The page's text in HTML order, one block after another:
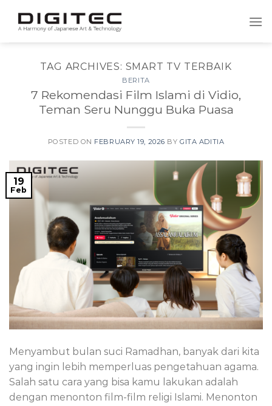
TAG ARCHIVES: SMART TV TERBAIK
BERITA
7 Rekomendasi Film Islami di Vidio,
Teman Seru Nunggu Buka Puasa
POSTED ON FEBRUARY 19, 2026 BYGITA ADITIA
19
Feb
Menyambut bulan suci Ramadhan, banyak dari kita
yang ingin lebih memperluas pengetahuan agama.
Salah satu cara yang bisa kamu lakukan adalah
dengan menonton film-film religi Islami. Menonton